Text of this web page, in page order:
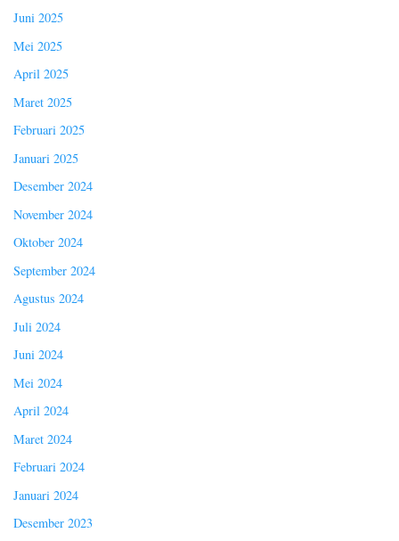
Juni 2025
Mei 2025
April 2025
Maret 2025
Februari 2025
Januari 2025
Desember 2024
November 2024
Oktober 2024
September 2024
Agustus 2024
Juli 2024
Juni 2024
Mei 2024
April 2024
Maret 2024
Februari 2024
Januari 2024
Desember 2023